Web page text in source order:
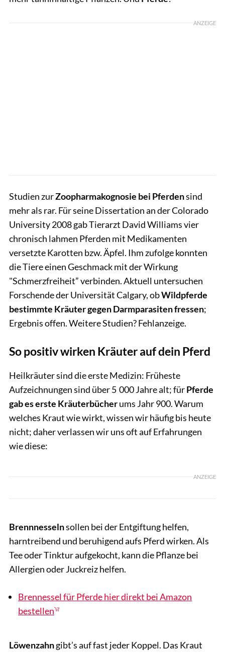
ANZEIGE
Studien zurZoopharmakognosie bei Pferdensind
mehr als rar. Für seine Dissertation an der Colorado
University 2008 gab Tierarzt David Williams vier
chronisch lahmen Pferden mit Medikamenten
versetzte Karotten bzw. Äpfel. Ihm zufolge konnten
die Tiere einen Geschmack mit der Wirkung
"Schmerzfreiheit” verbinden. Aktuell untersuchen
Forschende der Universität Calgary, obWildpferde
bestimmte Kräuter gegen Darmparasiten fressen;
Ergebnis offen. Weitere Studien? Fehlanzeige.
So positiv wirken Kräuter auf dein Pferd
Heilkräuter sind die erste Medizin: Früheste
Aufzeichnungen sind über 5 000 Jahre alt; fürPferde
gab es erste Kräuterbücherums Jahr 900. Warum
welches Kraut wie wirkt, wissen wir häufig bis heute
nicht; daher verlassen wir uns oft auf Erfahrungen
wie diese:
ANZEIGE
Brennnesselnsollen bei der Entgiftung helfen,
harntreibend und beruhigend aufs Pferd wirken. Als
Tee oder Tinktur aufgekocht, kann die Pflanze bei
Allergien oder Juckreiz helfen.
Brennessel für Pferde hier direkt bei Amazon
bestellen
Löwenzahngibt’s auf fast jeder Koppel. Das Kraut